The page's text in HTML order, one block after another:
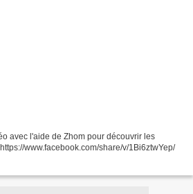
avec l'aide de Zhom pour découvrir les
www.facebook.com/share/v/1Bi6ztwYep/